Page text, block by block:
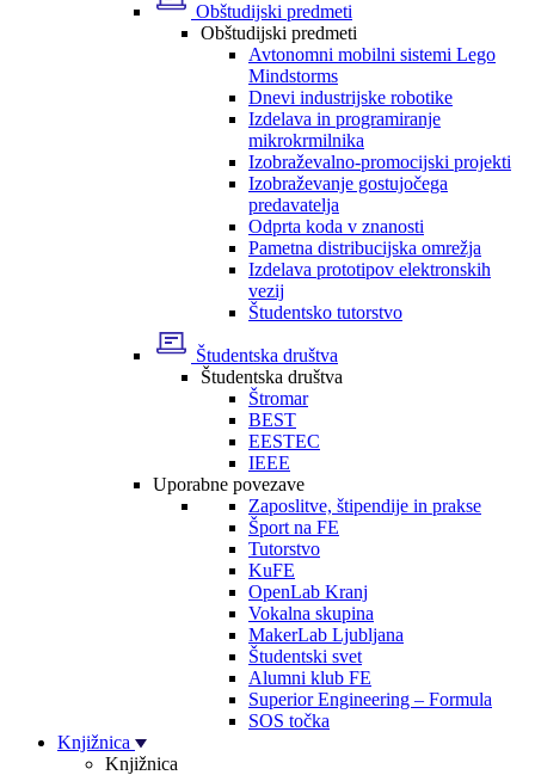
Obštudijski predmeti
Obštudijski predmeti
Avtonomni mobilni sistemi Lego
Mindstorms
Dnevi industrijske robotike
Izdelava in programiranje
mikrokrmilnika
Izobraževalno-promocijski projekti
Izobraževanje gostujočega
predavatelja
Odprta koda v znanosti
Pametna distribucijska omrežja
Izdelava prototipov elektronskih
vezij
Študentsko tutorstvo
Študentska društva
Študentska društva
Štromar
BEST
EESTEC
IEEE
Uporabne povezave
Zaposlitve, štipendije in prakse
Šport na FE
Tutorstvo
KuFE
OpenLab Kranj
Vokalna skupina
MakerLab Ljubljana
Študentski svet
Alumni klub FE
Superior Engineering – Formula
SOS točka
Knjižnica
Knjižnica